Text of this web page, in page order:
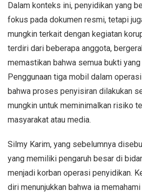
Dalam konteks ini, penyidikan yang
fokus pada dokumen resmi, tetapi
mungkin terkait dengan kegiatan
terdiri dari beberapa anggota,
memastikan bahwa semua bukti
Penggunaan tiga mobil dalam
bahwa proses penyisiran dilakukan
mungkin untuk meminimalkan risiko
masyarakat atau media.
Silmy Karim, yang sebelumnya
yang memiliki pengaruh besar di
menjadi korban operasi penyidikan.
diri menunjukkan bahwa ia